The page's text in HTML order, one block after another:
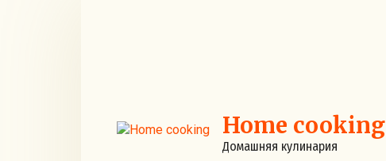
Home cooking
Домашняя кулинария